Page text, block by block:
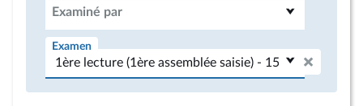
Examiné par
Examen